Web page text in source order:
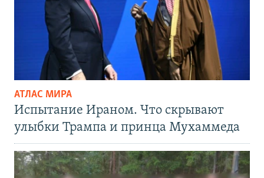
АТЛАС МИРА
Испытание Ираном. Что скрывают
улыбки Трампа и принца Мухаммеда